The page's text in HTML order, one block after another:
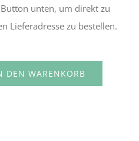
unten, um direkt zu
Lieferadresse zu bestellen.
DEN WARENKORB